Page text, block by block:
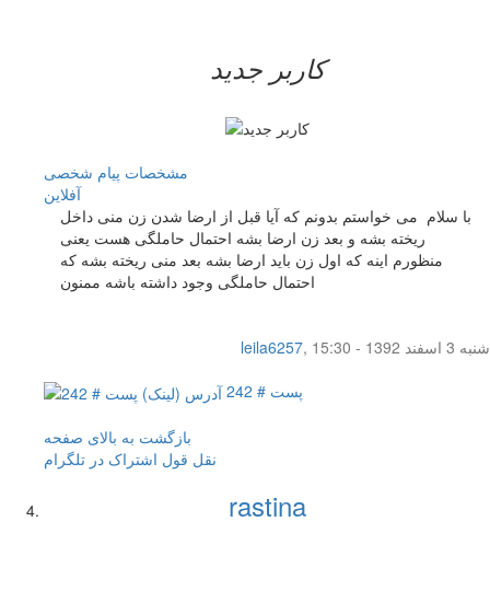
کاربر جدید
مشخصات پیام شخصی
آفلاين
با سلام می خواستم بدونم که آیا قبل از ارضا شدن زن منی داخل
ریخته بشه و بعد زن ارضا بشه احتمال حاملگی هست یعنی
منظورم اینه که اول زن باید ارضا بشه بعد منی ریخته بشه که
احتمال حاملگی وجود داشته باشه ممنون
leila6257,
شنبه 3 اسفند 1392 - 15:30
پست # 242
بازگشت به بالای صفحه
نقل قول اشتراک در تلگرام
rastina